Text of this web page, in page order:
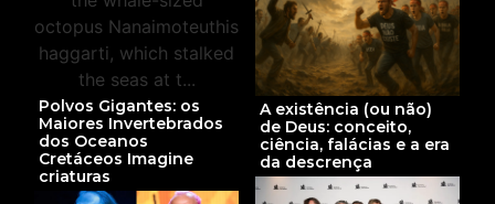
Polvos Gigantes: os
Maiores Invertebrados
dos Oceanos
Cretáceos Imagine
criaturas
A existência (ou não)
de Deus: conceito,
ciência, falácias e a era
da descrença